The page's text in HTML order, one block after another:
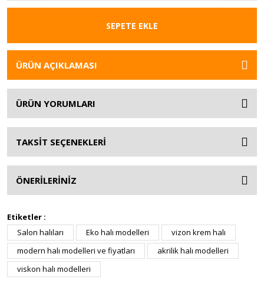
SEPETE EKLE
ÜRÜN AÇIKLAMASI
ÜRÜN YORUMLARI
TAKSİT SEÇENEKLERİ
ÖNERİLERİNİZ
Etiketler :
Salon halıları
Eko halı modelleri
vizon krem halı
modern halı modelleri ve fiyatları
akrilik halı modelleri
viskon halı modelleri